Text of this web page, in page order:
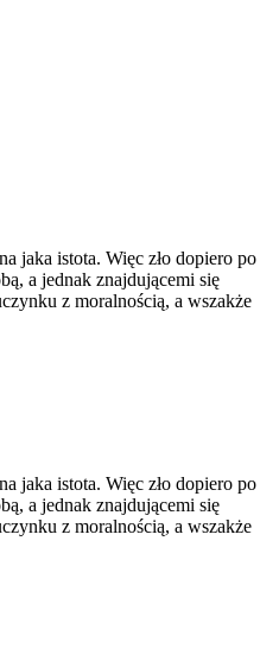
jaka istota. Więc zło dopiero po
a jednak znajdującemi się
z moralnością, a wszakże
jaka istota. Więc zło dopiero po
a jednak znajdującemi się
z moralnością, a wszakże